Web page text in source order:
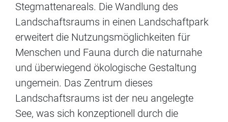
Stegmattenareals. Die Wandlung des
Landschaftsraums in einen Landschaftpark
erweitert die Nutzungsmöglichkeiten für
Menschen und Fauna durch die naturnahe
und überwiegend ökologische Gestaltung
ungemein. Das Zentrum dieses
Landschaftsraums ist der neu angelegte
See, was sich konzeptionell durch die